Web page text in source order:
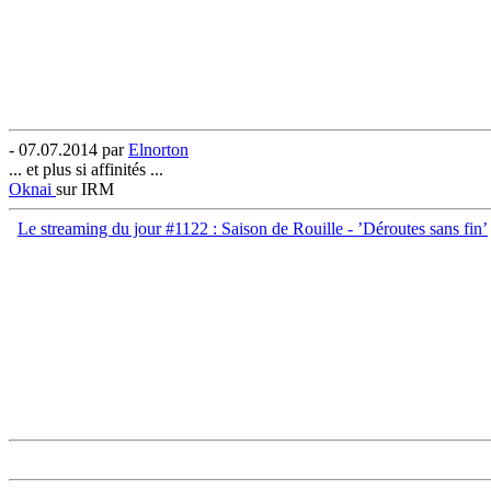
- 07.07.2014 parElnorton
... et plus si affinités ...
Oknai sur IRM
Le streaming du jour #1122 : Saison de Rouille - ’Déroutes sans fin’